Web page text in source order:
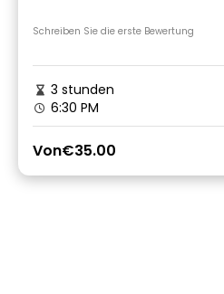
Schreiben Sie die erste Bewertung
3 stunden
6:30 PM
Von€35.00